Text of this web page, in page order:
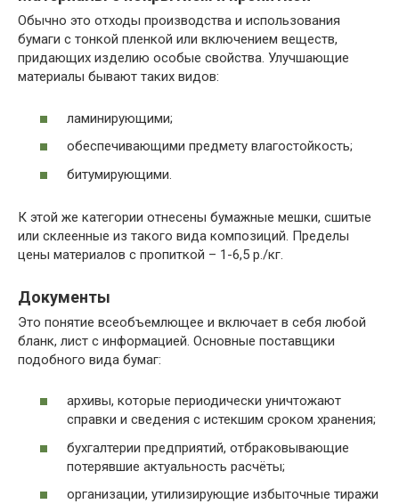
Обычно это отходы производства и использования
бумаги с тонкой пленкой или включением веществ,
придающих изделию особые свойства. Улучшающие
материалы бывают таких видов:
ламинирующими;
обеспечивающими предмету влагостойкость;
битумирующими.
К этой же категории отнесены бумажные мешки, сшитые
или склеенные из такого вида композиций. Пределы
цены материалов с пропиткой – 1-6,5 р./кг.
Документы
Это понятие всеобъемлющее и включает в себя любой
бланк, лист с информацией. Основные поставщики
подобного вида бумаг:
архивы, которые периодически уничтожают
справки и сведения с истекшим сроком хранения;
бухгалтерии предприятий, отбраковывающие
потерявшие актуальность расчёты;
организации, утилизирующие избыточные тиражи